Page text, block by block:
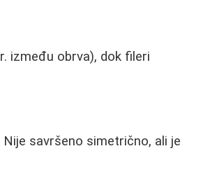
između obrva), dok fileri
savršeno simetrično, ali je